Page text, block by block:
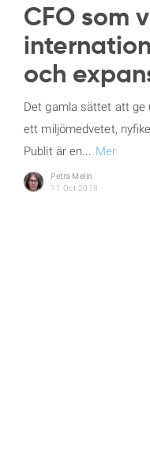
CFO som
och
Det gamla sättet att ge
ett miljömedvetet,
Publit är en...
Mer
Petra Melin
11 Oct 2018